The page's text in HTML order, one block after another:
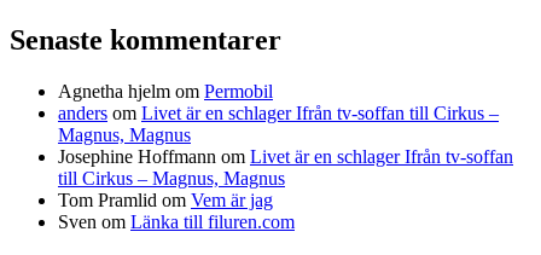
Senaste kommentarer
Agnetha hjelm om Permobil
anders om Livet är en schlager Ifrån tv-soffan till Cirkus –
Magnus, Magnus
Josephine Hoffmann om Livet är en schlager Ifrån tv-soffan
till Cirkus – Magnus, Magnus
Tom Pramlid om Vem är jag
Sven om Länka till filuren.com